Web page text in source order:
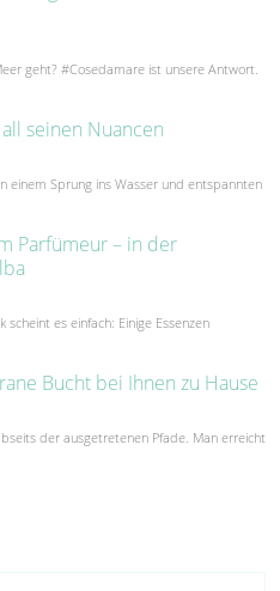
geht? #Cosedamare ist unsere Antwort.
seinen Nuancen
einem Sprung ins Wasser und entspannten
Parfümeur – in der
es einfach: Einige Essenzen
Bucht bei Ihnen zu Hause
der ausgetretenen Pfade. Man erreicht